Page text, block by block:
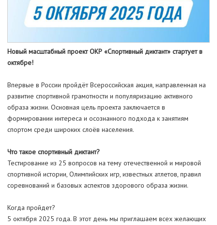
Новый масштабный проект ОКР «Спортивный диктант» стартует в
октябре!
Впервые в России пройдёт Всероссийская акция, направленная на
развитие спортивной грамотности и популяризацию активного
образа жизни. Основная цель проекта заключается в
формировании интереса и осознанного подхода к занятиям
спортом среди широких слоёв населения.
Что такое спортивный диктант?
Тестирование из 25 вопросов на тему отечественной и мировой
спортивной истории, Олимпийских игр, известных атлетов, правил
соревнований и базовых аспектов здорового образа жизни.
Когда пройдет?
5 октября 2025 года. В этот день мы приглашаем всех желающих